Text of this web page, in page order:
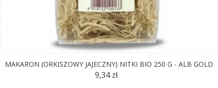
MAKARON (ORKISZOWY JAJECZNY) NITKI BIO 250 G - ALB GOLD
9,34 zł